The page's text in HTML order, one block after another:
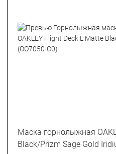
Маска горнолыжная
Black/Prizm Sage Gold